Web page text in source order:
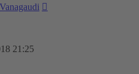
Vanagaudi
21:25